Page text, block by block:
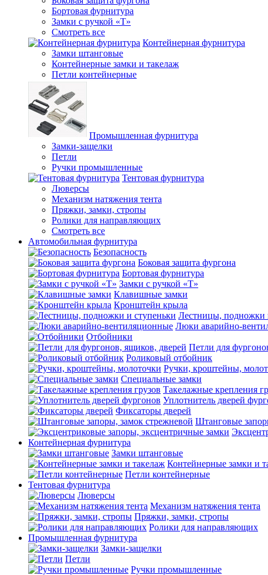
Бортовая фурнитура
Замки с ручкой «Т»
Смотреть все
Контейнерная фурнитура
Замки штанговые
Контейнерные замки и такелаж
Петли контейнерные
Промышленная фурнитура
Замки-защелки
Петли
Ручки промышленные
Тентовая фурнитура
Люверсы
Механизм натяжения тента
Пряжки, замки, стропы
Ролики для направляющих
Смотреть все
Автомобильная фурнитура
Безопасность
Боковая защита фургона
Бортовая фурнитура
Замки с ручкой «Т»
Клавишные замки
Кронштейн крыла
Лестницы, подножки
Люки аварийно-
Отбойники
Петли для
Роликовый отбойник
Ручки, кроштейны,
Специальные замки
Такелажные крепления
Уплотнитель дверей
Фиксаторы дверей
Штанговые
Контейнерная фурнитура
Замки штанговые
Контейнерные замки и
Петли контейнерные
Тентовая фурнитура
Люверсы
Механизм натяжения тента
Пряжки, замки, стропы
Ролики для направляющих
Промышленная фурнитура
Замки-защелки
Петли
Ручки промышленные